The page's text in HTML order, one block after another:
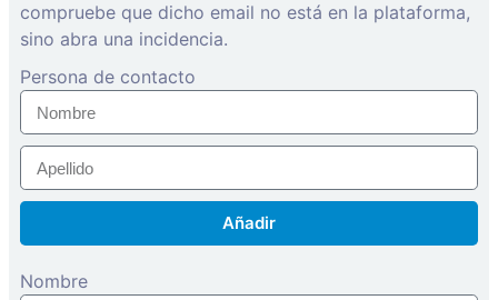
compruebe que dicho email no está en la plataforma,
sino abra una incidencia.
Persona de contacto
Añadir
Nombre